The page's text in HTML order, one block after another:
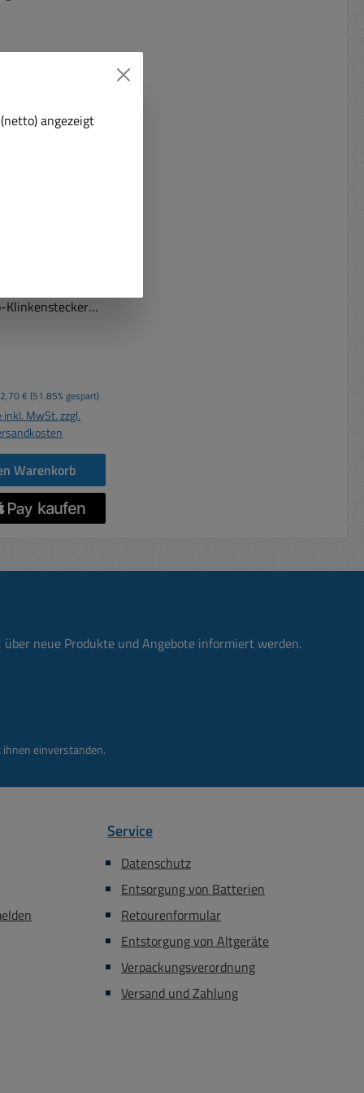
Klinkenstecker
: 6,7mm
an Hülse ohne
: 8,2mm
Preis:
2,70 € (51.85% gespart)
inkl. MwSt. zzgl.
Warenkorb
neue Produkte und Angebote informiert werden.
einverstanden.
Service
Datenschutz
Entsorgung von Batterien
Retourenformular
Entstorgung von Altgeräte
Verpackungsverordnung
Versand und Zahlung
angezeigt